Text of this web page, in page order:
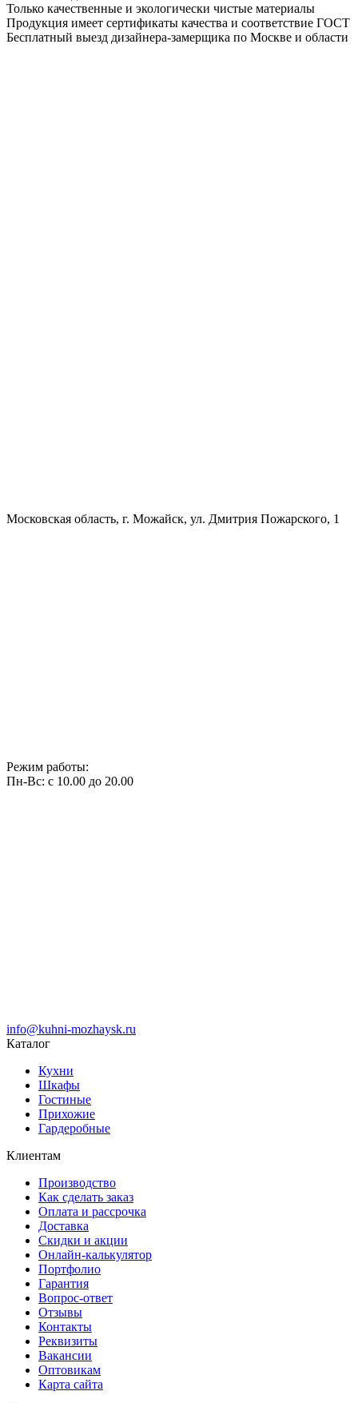
Только качественные и экологически чистые материалы
Продукция имеет сертификаты качества и соответствие ГОСТ
Бесплатный выезд дизайнера-замерщика по Москве и области
Московская область, г. Можайск, ул. Дмитрия Пожарского, 1
Режим работы:
Пн-Вс: с 10.00 до 20.00
info@kuhni-mozhaysk.ru
Каталог
Кухни
Шкафы
Гостиные
Прихожие
Гардеробные
Клиентам
Производство
Как сделать заказ
Оплата и рассрочка
Доставка
Скидки и акции
Онлайн-калькулятор
Портфолио
Гарантия
Вопрос-ответ
Отзывы
Контакты
Реквизиты
Вакансии
Оптовикам
Карта сайта